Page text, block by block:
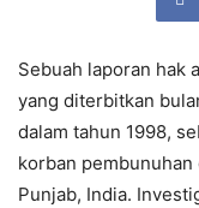
Sebuah laporan hak
yang diterbitkan
dalam tahun 1998,
korban
Punjab, India.